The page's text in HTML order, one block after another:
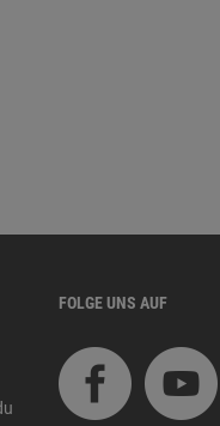
FOLGE UNS AUF